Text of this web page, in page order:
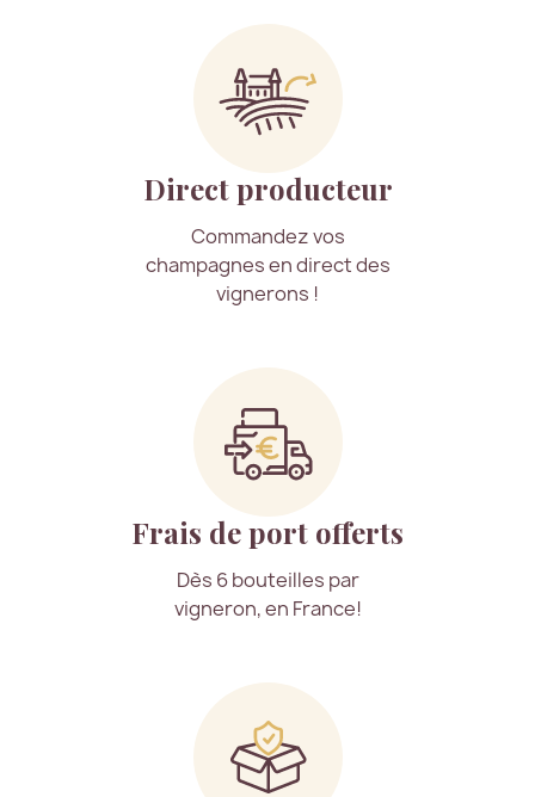
Direct producteur
Commandez vos
champagnes en direct des
vignerons !
Frais de port offerts
Dès 6 bouteilles par
vigneron, en France!